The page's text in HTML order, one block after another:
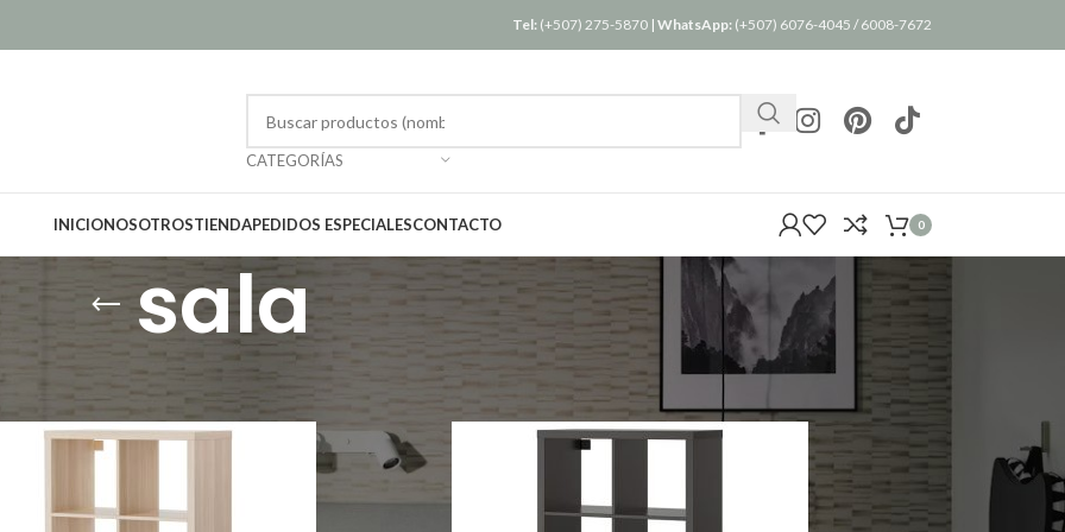
Tel: (+507) 275-5870 | WhatsApp: (+507) 6076-4045 /6008-7672
CATEGORÍAS
INICIONOSOTROSTIENDAPEDIDOS ESPECIALESCONTACTO 0
sala
Mostrar